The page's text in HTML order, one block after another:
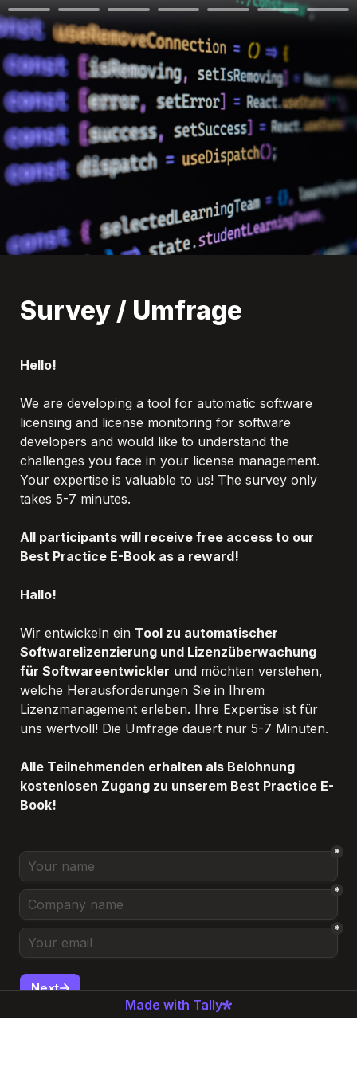
Survey / Umfrage
Hello!
We are developing a tool for automatic software
licensing and license monitoring for software
developers and would like to understand the
challenges you face in your license management.
Your expertise is valuable to us! The survey only
takes 5-7 minutes.
All participants will receive free access to our
Best Practice E-Book as a reward!
Hallo!
Wir entwickeln ein Tool zu automatischer
Softwarelizenzierung und Lizenzüberwachung
für Softwareentwickler und möchten verstehen,
welche Herausforderungen Sie in Ihrem
Lizenzmanagement erleben. Ihre Expertise ist für
uns wertvoll! Die Umfrage dauert nur 5-7 Minuten.
Alle Teilnehmenden erhalten als Belohnung
kostenlosen Zugang zu unserem Best Practice E-
Book!
*
*
*
Next
Made with Tally